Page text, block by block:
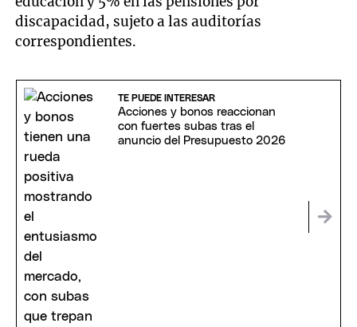
discapacidad, sujeto a las auditorías
correspondientes.
TE PUEDE INTERESAR
Acciones y bonos reaccionan
con fuertes subas tras el
anuncio del Presupuesto 2026